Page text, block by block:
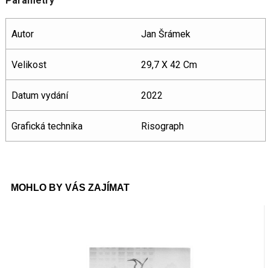
Autor Jan Šrámek
Velikost 29,7 X 42 Cm
Datum vydání 2022
Grafická technika Risograph
MOHLO BY VÁS ZAJÍMAT